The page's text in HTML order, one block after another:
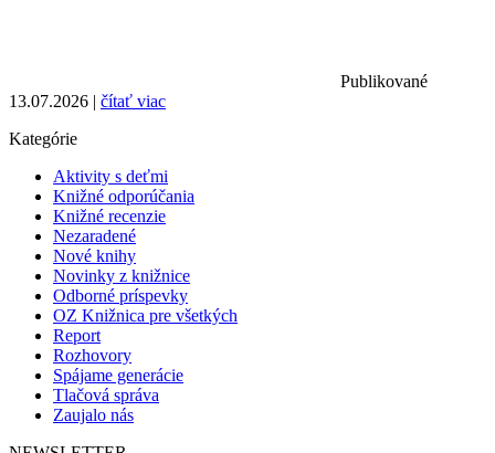
Publikované
13.07.2026 | čítať viac
Kategórie
Aktivity s deťmi
Knižné odporúčania
Knižné recenzie
Nezaradené
Nové knihy
Novinky z knižnice
Odborné príspevky
OZ Knižnica pre všetkých
Report
Rozhovory
Spájame generácie
Tlačová správa
Zaujalo nás